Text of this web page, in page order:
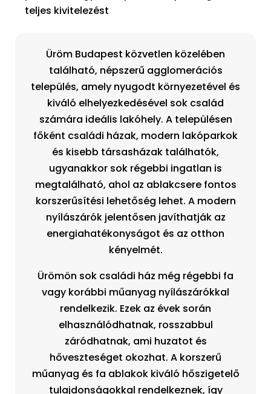
teljes kivitelezést
Üröm Budapest közvetlen közelében
található, népszerű agglomerációs
település, amely nyugodt környezetével és
kiváló elhelyezkedésével sok család
számára ideális lakóhely. A településen
főként családi házak, modern lakóparkok
és kisebb társasházak találhatók,
ugyanakkor sok régebbi ingatlan is
megtalálható, ahol az ablakcsere fontos
korszerűsítési lehetőség lehet. A modern
nyílászárók jelentősen javíthatják az
energiahatékonyságot és az otthon
kényelmét.
Ürömön sok családi ház még régebbi fa
vagy korábbi műanyag nyílászárókkal
rendelkezik. Ezek az évek során
elhasználódhatnak, rosszabbul
záródhatnak, ami huzatot és
hőveszteséget okozhat. A korszerű
műanyag és fa ablakok kiváló hőszigetelő
tulajdonságokkal rendelkeznek, így